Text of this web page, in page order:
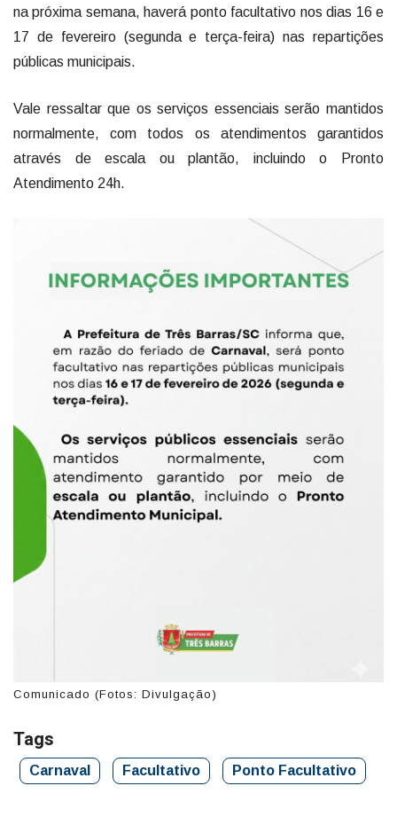
na próxima semana, haverá ponto facultativo nos dias 16 e
17 de fevereiro (segunda e terça-feira) nas repartições
públicas municipais.
Vale ressaltar que os serviços essenciais serão mantidos
normalmente, com todos os atendimentos garantidos
através de escala ou plantão, incluindo o Pronto
Atendimento 24h.
Comunicado (Fotos: Divulgação)
Tags
Carnaval Facultativo Ponto Facultativo